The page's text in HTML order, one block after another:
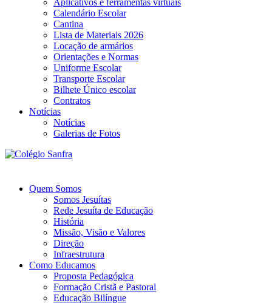
Aplicativos e ferramentas virtuais
Calendário Escolar
Cantina
Lista de Materiais 2026
Locação de armários
Orientações e Normas
Uniforme Escolar
Transporte Escolar
Bilhete Único escolar
Contratos
Notícias
Notícias
Galerias de Fotos
Quem Somos
Somos Jesuítas
Rede Jesuíta de Educação
História
Missão, Visão e Valores
Direção
Infraestrutura
Como Educamos
Proposta Pedagógica
Formação Cristã e Pastoral
Educação Bilíngue